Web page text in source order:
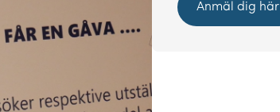
Anmäl dig här